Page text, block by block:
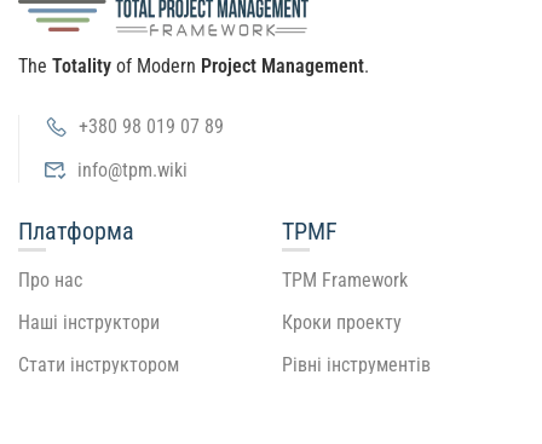
The Totality of Modern Project Management.
+380 98 019 07 89
info@tpm.wiki
Платформа
Про нас
Наші інструктори
Стати інструктором
TPMF
TPM Framework
Кроки проекту
Рівні інструментів